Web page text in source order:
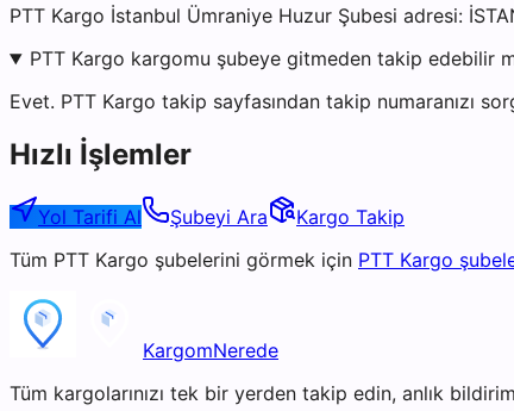
PTT Kargo İstanbul Ümraniye Huzur Şubesi adresi:
PTT Kargo kargomu şubeye gitmeden takip edebilir
Evet. PTT Kargo takip sayfasından takip numaranızı
Hızlı İşlemler
Yol Tarifi Al Şubeyi Ara
Kargo Takip
Tüm PTT Kargo şubelerini görmek için PTT Kargo
KargomNerede
Tüm kargolarınızı tek bir yerden takip edin, anlık